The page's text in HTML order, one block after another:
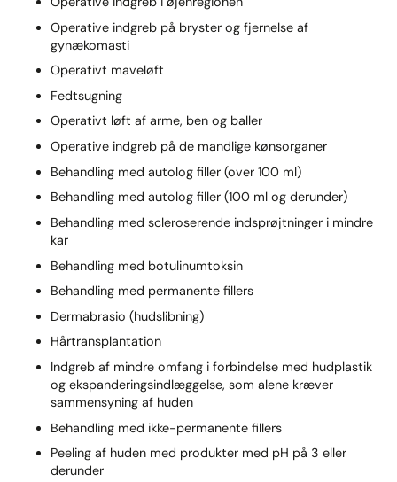
Operative indgreb på bryster og fjernelse af
gynækomasti
Operativt maveløft
Fedtsugning
Operativt løft af arme, ben og baller
Operative indgreb på de mandlige kønsorganer
Behandling med autolog filler (over 100 ml)
Behandling med autolog filler (100 ml og derunder)
Behandling med scleroserende indsprøjtninger i mindre
kar
Behandling med botulinumtoksin
Behandling med permanente fillers
Dermabrasio (hudslibning)
Hårtransplantation
Indgreb af mindre omfang i forbindelse med hudplastik
og ekspanderingsindlæggelse, som alene kræver
sammensyning af huden
Behandling med ikke-permanente fillers
Peeling af huden med produkter med pH på 3 eller
derunder